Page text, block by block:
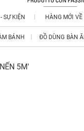
SỰ KIỆN HÀNG MỚI VỀ
BÁNH ĐỒ DÙNG BÀN
5M'